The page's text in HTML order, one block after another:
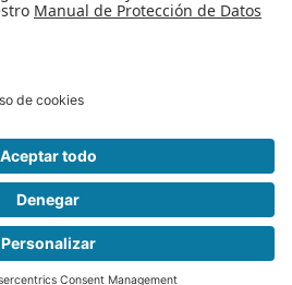
DISC ganador de Hackathon
Party 2019